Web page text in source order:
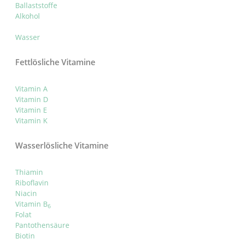
Ballaststoffe
Alkohol
Wasser
Fettlösliche Vitamine
Vitamin A
Vitamin D
Vitamin E
Vitamin K
Wasserlösliche Vitamine
Thiamin
Riboflavin
Niacin
Vitamin B6
Folat
Pantothensäure
Biotin